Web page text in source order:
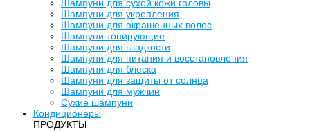
Шампуни для сухой кожи головы
Шампуни для укрепления
Шампуни для окрашенных волос
Шампуни тонирующие
Шампуни для гладкости
Шампуни для питания и восстановления
Шампуни для блеска
Шампуни для защиты от солнца
Шампуни для мужчин
Сухие шампуни
Кондиционеры
ПРОДУКТЫ